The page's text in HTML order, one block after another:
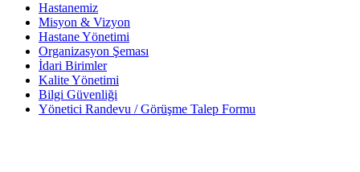
Hastanemiz
Misyon & Vizyon
Hastane Yönetimi
Organizasyon Şeması
İdari Birimler
Kalite Yönetimi
Bilgi Güvenliği
Yönetici Randevu / Görüşme Talep Formu